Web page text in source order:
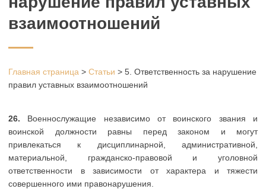
взаимоотношений
Главная страница > Статьи > 5. Ответственность за нарушение
правил уставных взаимоотношений
26. Военнослужащие независимо от воинского звания и
воинской должности равны перед законом и могут
привлекаться к дисциплинарной, административной,
материальной, гражданско-правовой и уголовной
ответственности в зависимости от характера и тяжести
совершенного ими правонарушения.